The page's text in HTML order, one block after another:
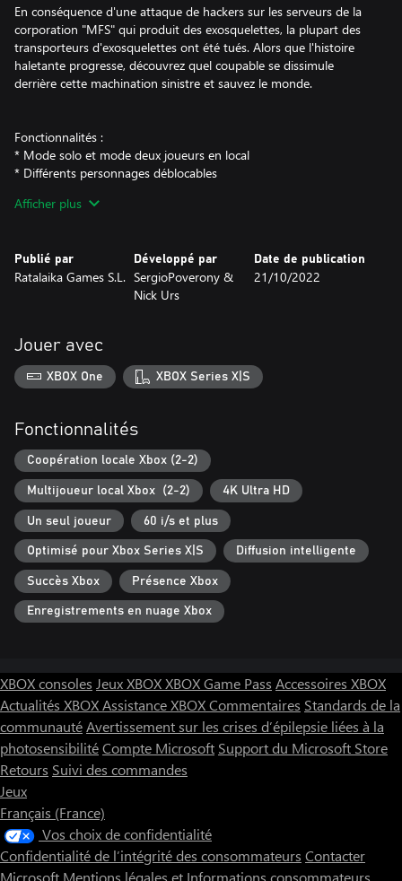
En conséquence d'une attaque de hackers sur les serveurs de la
corporation "MFS" qui produit des exosquelettes, la plupart des
transporteurs d'exosquelettes ont été tués. Alors que l'histoire
haletante progresse, découvrez quel coupable se dissimule
derrière cette machination sinistre et sauvez le monde.
Fonctionnalités :
* Mode solo et mode deux joueurs en local
* Différents personnages déblocables
demi-tour qu'en percutant un mur
temporel)
* Cinématiques à suspense
* Esthétique visuelle cyberpunk
Afficher plus
Publié par
Ratalaika Games S.L.
Développé par
SergioPoverony &
Nick Urs
Date de publication
21/10/2022
Jouer avec
XBOX One XBOX Series X|S
Fonctionnalités
Coopération locale Xbox (2-2)
Multijoueur local Xbox (2-2) 4K Ultra HD
Un seul joueur 60 i/s et plus
Optimisé pour Xbox Series X|S Diffusion intelligente
Succès Xbox Présence Xbox
Enregistrements en nuage Xbox
XBOX consoles Jeux XBOXXBOX Game Pass Accessoires XBOX
Actualités XBOXAssistance XBOXCommentaires Standards de la
communautéAvertissement sur les crises d’épilepsie liées à la
photosensibilitéCompte Microsoft Support du Microsoft Store
Retours Suivi des commandes
Jeux
Français (France)
Vos choix de confidentialité
Confidentialité de l’intégrité des consommateurs Contacter
Microsoft Mentions légales et Informations consommateurs